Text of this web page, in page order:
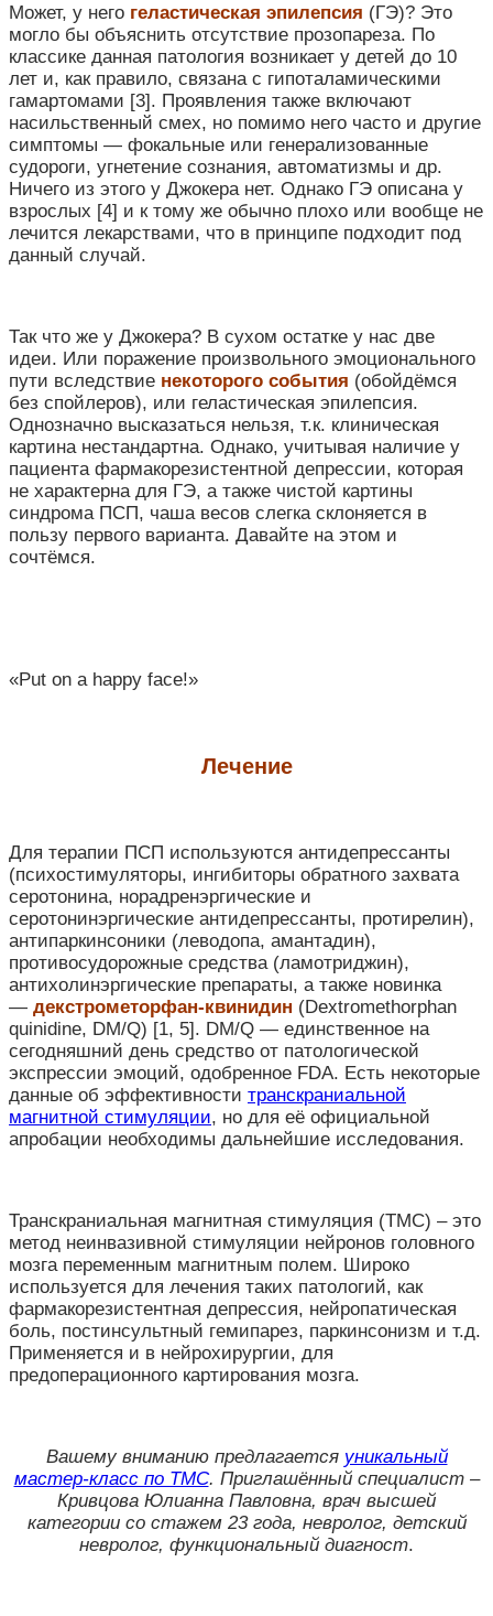
Может, у него геластическая эпилепсия (ГЭ)? Это
могло бы объяснить отсутствие прозопареза. По
классике данная патология возникает у детей до 10
лет и, как правило, связана с гипоталамическими
гамартомами [3]. Проявления также включают
насильственный смех, но помимо него часто и другие
симптомы — фокальные или генерализованные
судороги, угнетение сознания, автоматизмы и др.
Ничего из этого у Джокера нет. Однако ГЭ описана у
взрослых [4] и к тому же обычно плохо или вообще не
лечится лекарствами, что в принципе подходит под
данный случай.
Так что же у Джокера? В сухом остатке у нас две
идеи. Или поражение произвольного эмоционального
пути вследствие некоторого события (обойдёмся
без спойлеров), или геластическая эпилепсия.
Однозначно высказаться нельзя, т.к. клиническая
картина нестандартна. Однако, учитывая наличие у
пациента фармакорезистентной депрессии, которая
не характерна для ГЭ, а также чистой картины
синдрома ПСП, чаша весов слегка склоняется в
пользу первого варианта. Давайте на этом и
сочтёмся.
«Put on a happy face!»
Лечение
Для терапии ПСП используются антидепрессанты
(психостимуляторы, ингибиторы обратного захвата
серотонина, норадренэргические и
серотонинэргические антидепрессанты, протирелин),
антипаркинсоники (леводопа, амантадин),
противосудорожные средства (ламотриджин),
антихолинэргические препараты, а также новинка
— декстрометорфан-квинидин (Dextromethorphan
quinidine, DM/Q) [1, 5]. DM/Q — единственное на
сегодняшний день средство от патологической
экспрессии эмоций, одобренное FDA. Есть некоторые
данные об эффективности транскраниальной
магнитной стимуляции, но для её официальной
апробации необходимы дальнейшие исследования.
Транскраниальная магнитная стимуляция (ТМС) – это
метод неинвазивной стимуляции нейронов головного
мозга переменным магнитным полем. Широко
используется для лечения таких патологий, как
фармакорезистентная депрессия, нейропатическая
боль, постинсультный гемипарез, паркинсонизм и т.д.
Применяется и в нейрохирургии, для
предоперационного картирования мозга.
Вашему вниманию предлагается уникальный
мастер-класс по ТМС. Приглашённый специалист –
Кривцова Юлианна Павловна, врач высшей
категории со стажем 23 года, невролог, детский
невролог, функциональный диагност.